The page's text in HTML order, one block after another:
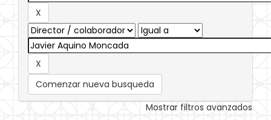
Comenzar nueva busqueda
Mostrar filtros avanzados